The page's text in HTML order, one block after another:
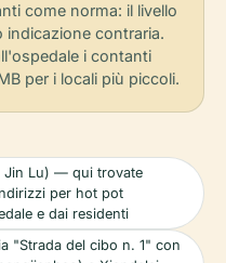
come norma: il livello
indicazione contraria.
i contanti
per i locali più piccoli.
Jin Lu) — qui trovate
per hot pot
e dai residenti
"Strada del cibo n. 1" con